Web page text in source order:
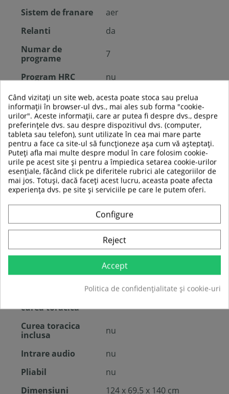
Sistem de franare
aer
Relanti
da
Numar de
programe
7
Program HRC
nu
Program WATT
nu
Program revenire
nu
Program Grasime
Corporala
nu
Program manual
da
Monitor de ritm
cardiac
nu
Suport sticla
da
Suport telefon
mobil
da
Roti de transport
da
da
curea toracica
Curea toracica
inclusa
nu
Intrare audio
nu
Pliabil
nu
Dimensiuni
124 x 69.5 x 140 cm
Când vizitați un site web, acesta poate stoca sau prelua
informații în browser-ul dvs., mai ales sub forma "cookie-
urilor". Aceste informații, care ar putea fi despre dvs., despre
preferințele dvs. sau despre dispozitivul dvs. (computer,
tableta sau telefon), sunt utilizate în cea mai mare parte
pentru a face ca site-ul să funcționeze așa cum vă așteptați.
Puteți afla mai multe despre modul în care folosim cookie-
urile pe acest site și pentru a împiedica setarea cookie-urilor
esențiale, făcând click pe diferitele rubrici ale categoriilor de
mai jos. Totuși, dacă faceți acest lucru, aceasta poate afecta
experiența dvs. pe site și serviciile pe care le putem oferi.
Configure
Reject
Accept
Politica de confidențialitate și cookie-uri